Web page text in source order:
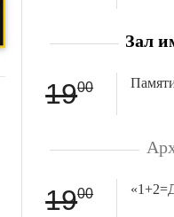
Зал
1900
1900